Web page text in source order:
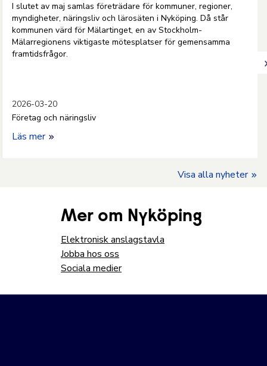
I slutet av maj samlas företrädare för kommuner, regioner,
myndigheter, näringsliv och lärosäten i Nyköping. Då står
kommunen värd för Mälartinget, en av Stockholm-
Mälarregionens viktigaste mötesplatser för gemensamma
framtidsfrågor.
2026-03-20
Företag och näringsliv
Läs mer
Visa alla nyheter
Mer om Nyköping
Elektronisk anslagstavla
Jobba hos oss
Sociala medier